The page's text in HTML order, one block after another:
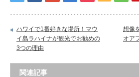
ハワイで1番好きな場所！マウ
イ島ラハイナが観光でお勧めの
3つの理由
想像
オア
関連記事